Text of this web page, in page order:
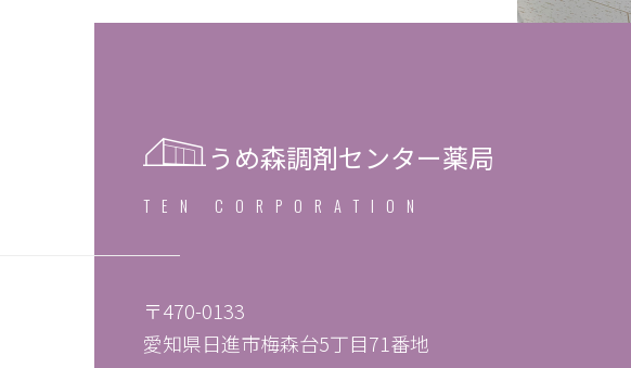
うめ森調剤センター薬局
TEN CORPORATION
〒470-0133
愛知県日進市梅森台5丁目71番地